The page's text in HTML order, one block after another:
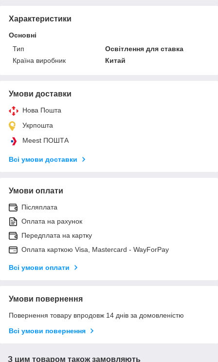
Характеристики
Основні
Тип
Освітлення для ставка
Країна виробник
Китай
Умови доставки
Нова Пошта
Укрпошта
Meest ПОШТА
Всі умови доставки
Умови оплати
Післяплата
Оплата на рахунок
Передплата на картку
Оплата карткою Visa, Mastercard - WayForPay
Всі умови оплати
Умови повернення
Повернення товару впродовж 14 днів за домовленістю
Всі умови повернення
З цим товаром також замовляють